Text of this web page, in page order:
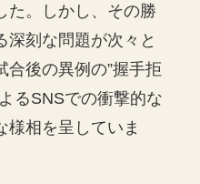
た。しかし、その勝
深刻な問題が次々と
合後の異例の”握手拒
るSNSでの衝撃的な
様相を呈していま